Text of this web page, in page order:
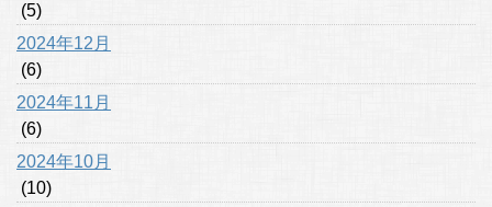
(5)
2024年12月
(6)
2024年11月
(6)
2024年10月
(10)